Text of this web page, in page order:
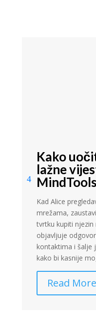
Kako
lažne
MindTools
Kad Alice
mrežama,
tvrtku kupiti njezin
objavljuje
kontaktima i šalje
kako bi kasnije
Read More